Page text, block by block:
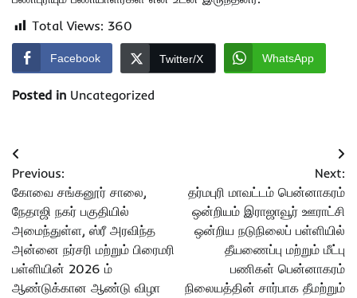
Total Views: 360
Facebook Twitter/X WhatsApp
Posted in Uncategorized
Post
navigation
Previous:
கோவை சங்கனூர் சாலை,
நேதாஜி நகர் பகுதியில்
அமைந்துள்ள, ஸ்ரீ அரவிந்த
அன்னை நர்சரி மற்றும் பிரைமரி
பள்ளியின் 2026 ம்
ஆண்டுக்கான ஆண்டு விழா
Next:
தர்மபுரி மாவட்டம் பென்னாகரம்
ஒன்றியம் இராஜாவூர் ஊராட்சி
ஒன்றிய நடுநிலைப் பள்ளியில்
தீயணைப்பு மற்றும் மீட்பு
பணிகள் பென்னாகரம்
நிலையத்தின் சார்பாக தீமற்றும்